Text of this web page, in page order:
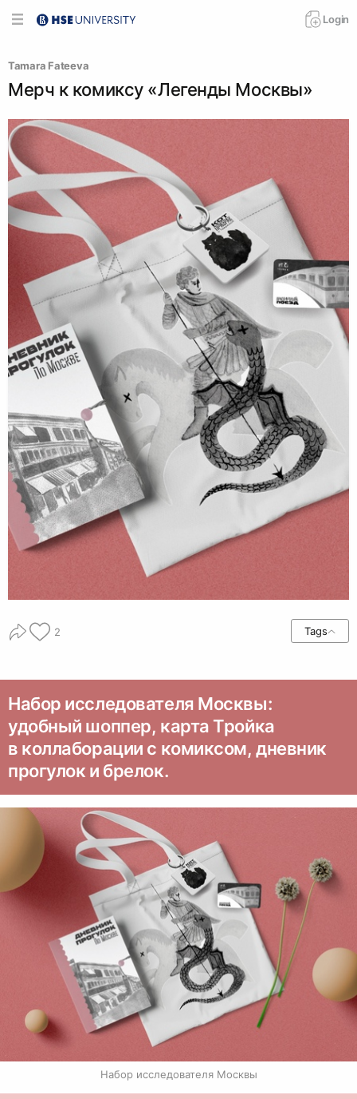
Login
Tamara Fateeva
Мерч к комиксу «Легенды Москвы»
2 Tags
Набор исследователя Москвы:
удобный шоппер, карта Тройка
в коллаборации с комиксом, дневник
прогулок и брелок.
Набор исследователя Москвы